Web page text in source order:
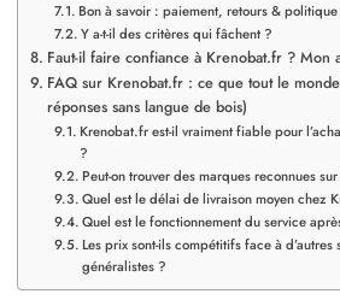
Bon à savoir : paiement, retours & politique
Y a-t-il des critères qui fâchent ?
Faut-il faire confiance à Krenobat.fr ? Mon
FAQ sur Krenobat.fr : ce que tout le
réponses sans langue de bois)
Krenobat.fr est-il vraiment fiable pour
?
Peut-on trouver des marques reconnues
Quel est le délai de livraison moyen chez
Quel est le fonctionnement du service
Les prix sont-ils compétitifs face à d’autres
généralistes ?